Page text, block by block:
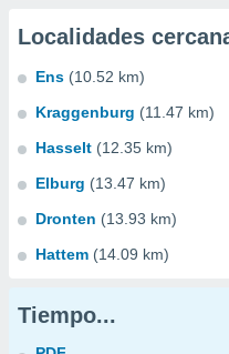
Localidades
Ens (10.52 km)
Kraggenburg (11.47 km)
Hasselt (12.35 km)
Elburg (13.47 km)
Dronten (13.93 km)
Hattem (14.09 km)
Tiempo...